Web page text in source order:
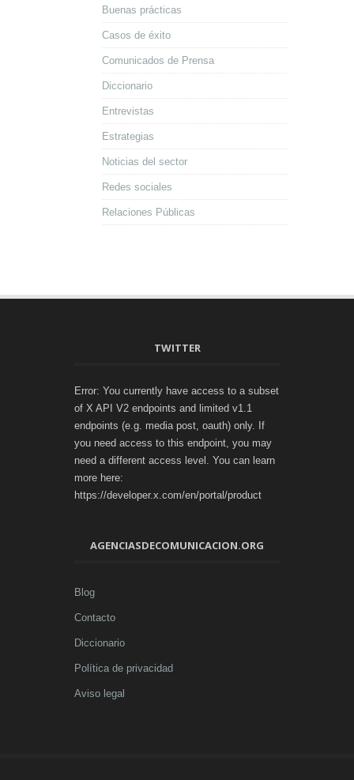
Buenas prácticas
Casos de éxito
Comunicados de Prensa
Diccionario
Entrevistas
Estrategias
Noticias del sector
Redes sociales
Relaciones Públicas
TWITTER
Error: You currently have access to a subset
of X API V2 endpoints and limited v1.1
endpoints (e.g. media post, oauth) only. If
you need access to this endpoint, you may
need a different access level. You can learn
more here:
https://developer.x.com/en/portal/product
AGENCIASDECOMUNICACION.ORG
Blog
Contacto
Diccionario
Política de privacidad
Aviso legal